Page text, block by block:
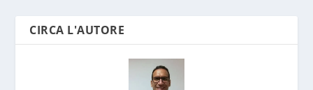
CIRCA L'AUTORE